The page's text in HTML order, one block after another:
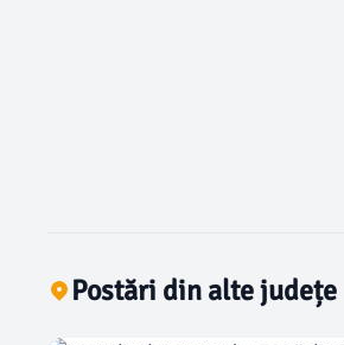
Postări din alte județe